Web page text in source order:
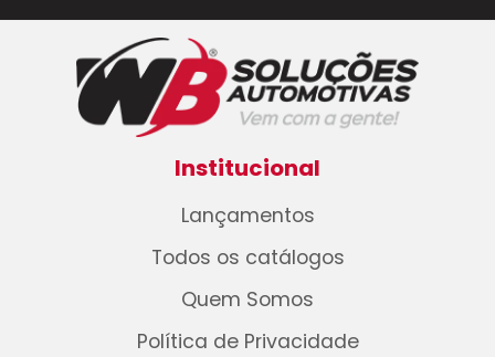
Institucional
Lançamentos
Todos os catálogos
Quem Somos
Política de Privacidade